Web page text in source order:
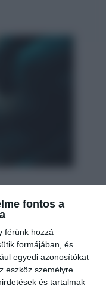
fontos a
férünk hozzá
formájában, és
egyedi azonosítókat
eszköz személyre
és tartalmak